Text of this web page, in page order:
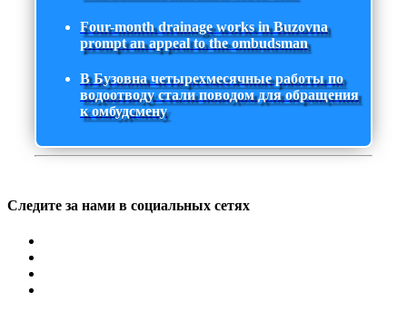
Four-month drainage works in Buzovna
prompt an appeal to the ombudsman
В Бузовна четырехмесячные работы по
водоотводу стали поводом для обращения
к омбудсмену
Следите за нами в социальных сетях